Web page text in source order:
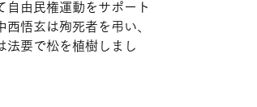
自由民権運動をサポート
西悟玄は殉死者を弔い、
法要で松を植樹しまし